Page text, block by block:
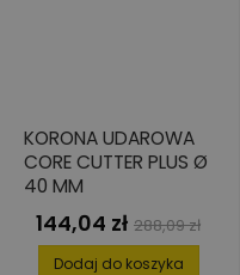
KORONA UDAROWA
CORE CUTTER PLUS Ø
40 MM
Cena
144,04 zł Cena
podstawowa
288,09 zł
Dodaj do koszyka